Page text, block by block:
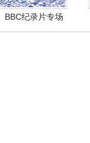
BBC纪录片专场